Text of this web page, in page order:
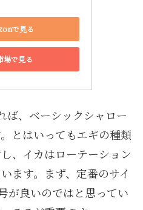
で見る
場で見る
ば、ベーシックシャロー
とはいってもエギの種類
、イカはローテーション
ます。まず、定番のサイ
が良いのではと思ってい